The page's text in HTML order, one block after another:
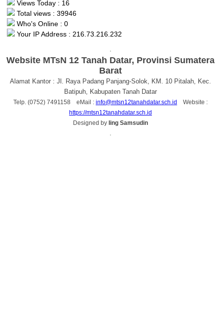
Views Today : 16
Total views : 39946
Who's Online : 0
Your IP Address : 216.73.216.232
Website MTsN 12 Tanah Datar, Provinsi Sumatera
Barat
Alamat Kantor : Jl. Raya Padang Panjang-Solok, KM. 10 Pitalah, Kec.
Batipuh, Kabupaten Tanah Datar
Telp. (0752) 7491158 eMail : info@mtsn12tanahdatar.sch.id
Website :
https://mtsn12tanahdatar.sch.id
Designed by Iing Samsudin